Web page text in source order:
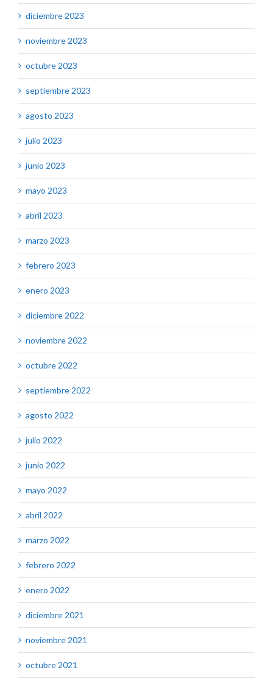
diciembre 2023
noviembre 2023
octubre 2023
septiembre 2023
agosto 2023
julio 2023
junio 2023
mayo 2023
abril 2023
marzo 2023
febrero 2023
enero 2023
diciembre 2022
noviembre 2022
octubre 2022
septiembre 2022
agosto 2022
julio 2022
junio 2022
mayo 2022
abril 2022
marzo 2022
febrero 2022
enero 2022
diciembre 2021
noviembre 2021
octubre 2021